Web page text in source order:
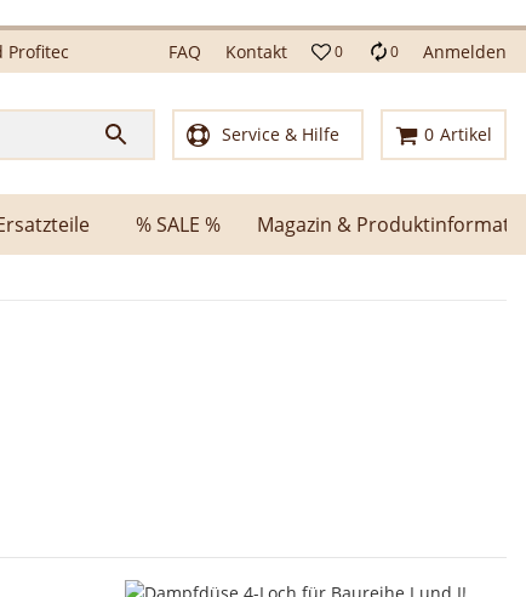
Profitec FAQ Kontakt 0 0 Anmelden
Service & Hilfe 0 Artikel
% SALE % Magazin &